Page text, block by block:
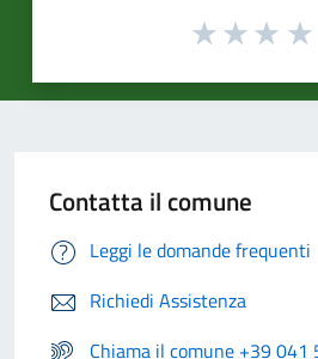
Contatta il comune
Leggi le domande frequenti
Richiedi Assistenza
Chiama il comune +39 041